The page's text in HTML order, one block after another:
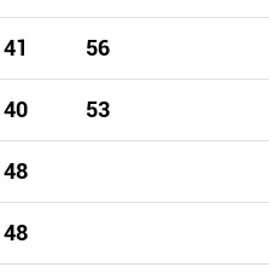
41 56
40 53
48
48